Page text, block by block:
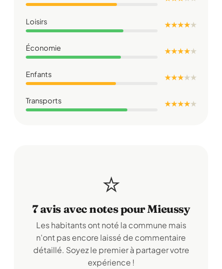
Loisirs ★ ★ ★ ★★
Économie ★ ★ ★ ★★
Enfants ★ ★ ★★★
Transports ★ ★ ★ ★★
⭐
7 avis avec notes pour Mieussy
Les habitants ont noté la commune mais
n'ont pas encore laissé de commentaire
détaillé. Soyez le premier à partager votre
expérience !